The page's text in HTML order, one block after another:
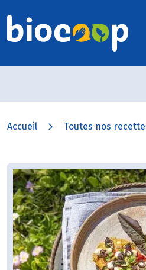
Accueil Toutes nos